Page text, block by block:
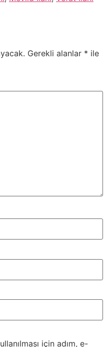
Gerekli alanlar * ile
için adım, e-